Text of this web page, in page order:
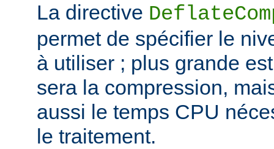
La directive
permet de spécifier le
à utiliser ; plus grande
sera la compression,
aussi le temps CPU
le traitement.